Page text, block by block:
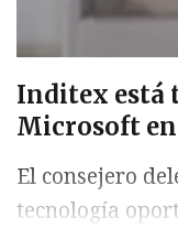
Inditex está
Microsoft
El consejero
tecnología